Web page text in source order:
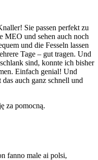
Sie passen perfekt zu
MEO und sehen auch noch
und die Fesseln lassen
Tage – gut tragen. Und
sind, konnte ich bisher
Einfach genial! Und
auch ganz schnell und
za pomocną.
fanno male ai polsi,